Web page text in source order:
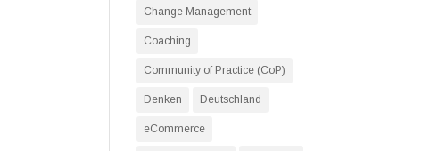
Change Management
Coaching
Community of Practice (CoP)
Denken Deutschland
eCommerce